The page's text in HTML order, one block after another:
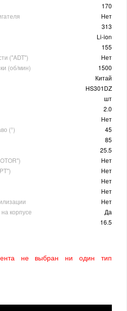
170
Нет
313
Li-ion
155
("ADT")
Нет
(об/мин)
1500
Китай
HS301DZ
шт
2.0
Нет
(°)
45
85
25.5
Нет
Нет
Нет
Нет
Нет
корпусе
Да
16.5
не выбран ни один тип